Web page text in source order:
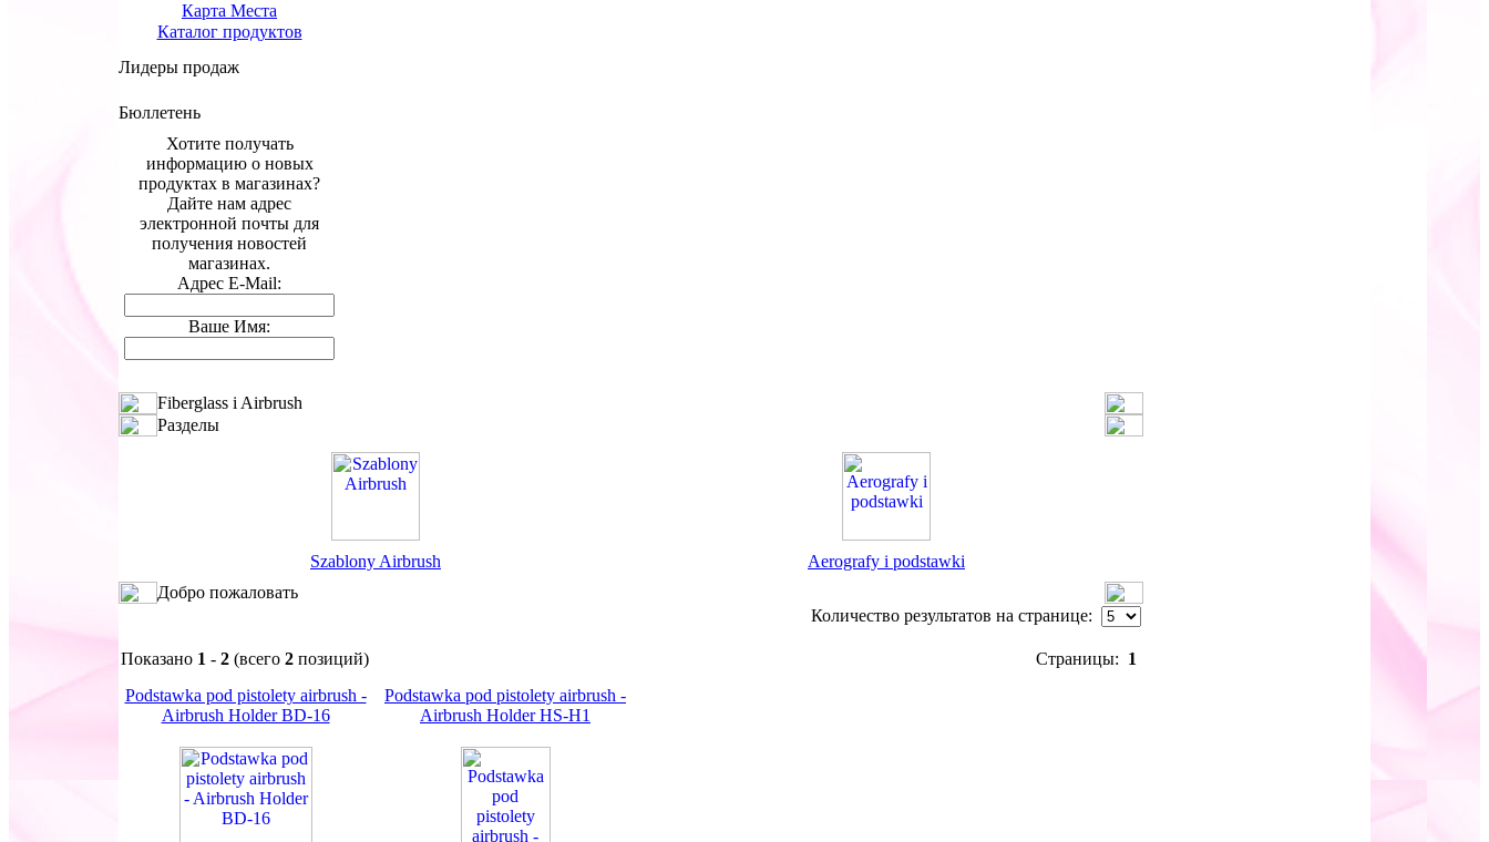
Карта Места
Каталог продуктов
Лидеры продаж
Бюллетень
Хотите получать
информацию о новых
продуктах в магазинах?
Дайте нам адрес
электронной почты для
получения новостей
магазинах.
Адрес E-Mail:
Ваше Имя:
Fiberglass i Airbrush
Разделы
Szablony Airbrush
Aerografy i podstawki
Добро пожаловать
Количество результатов на странице:
Показано 1 - 2 (всего 2 позиций) Страницы: 1
Podstawka pod pistolety airbrush -
Airbrush Holder BD-16
Podstawka pod pistolety airbrush -
Airbrush Holder HS-H1